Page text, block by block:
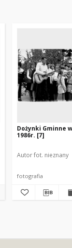
Dożynki Gminne
1986r. [7]
Autor fot. nieznany
fotografia